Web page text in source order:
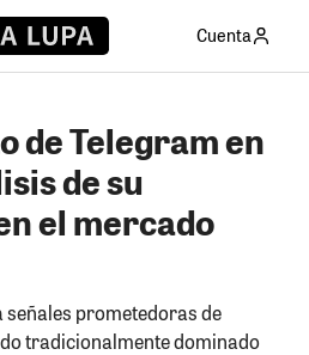
Cuenta
de Telegram en
de su
el mercado
prometedoras de
tradicionalmente dominado